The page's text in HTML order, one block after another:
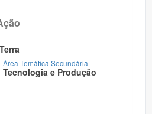
Área Temática Secundária
Tecnologia e Produção